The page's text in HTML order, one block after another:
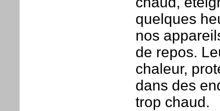
quelques
nos
de repos.
chaleur,
dans des
trop chaud.